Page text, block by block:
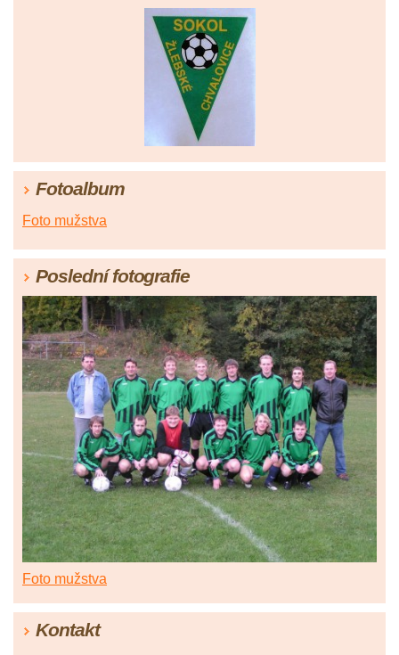
Fotoalbum
Foto mužstva
Poslední fotografie
Foto mužstva
Kontakt